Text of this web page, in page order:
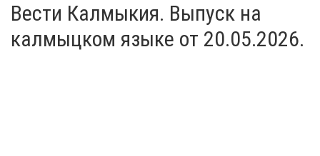
Вести Калмыкия. Выпуск на
калмыцком языке от 20.05.2026.